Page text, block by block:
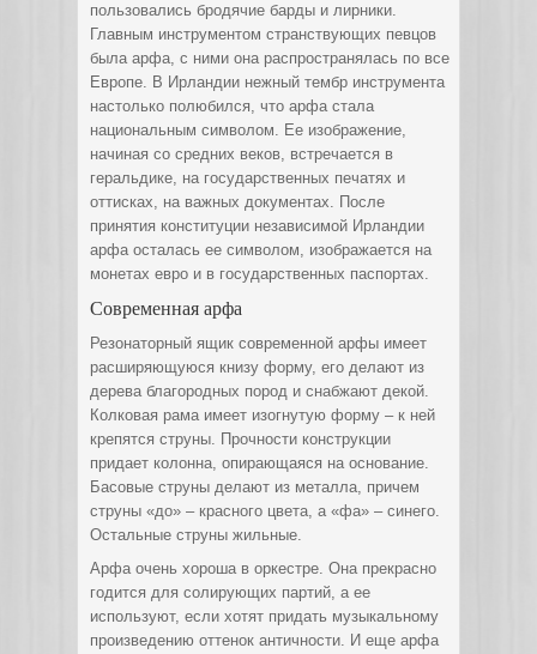
пользовались бродячие барды и лирники.
Главным инструментом странствующих певцов
была арфа, с ними она распространялась по все
Европе. В Ирландии нежный тембр инструмента
настолько полюбился, что арфа стала
национальным символом. Ее изображение,
начиная со средних веков, встречается в
геральдике, на государственных печатях и
оттисках, на важных документах. После
принятия конституции независимой Ирландии
арфа осталась ее символом, изображается на
монетах евро и в государственных паспортах.
Современная арфа
Резонаторный ящик современной арфы имеет
расширяющуюся книзу форму, его делают из
дерева благородных пород и снабжают декой.
Колковая рама имеет изогнутую форму – к ней
крепятся струны. Прочности конструкции
придает колонна, опирающаяся на основание.
Басовые струны делают из металла, причем
струны «до» – красного цвета, а «фа» – синего.
Остальные струны жильные.
Арфа очень хороша в оркестре. Она прекрасно
годится для солирующих партий, а ее
используют, если хотят придать музыкальному
произведению оттенок античности. И еще арфа